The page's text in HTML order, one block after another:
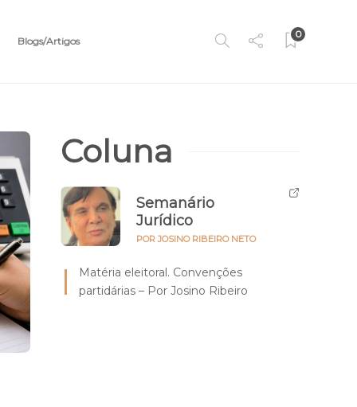
Blogs/Artigos
0
Coluna
Semanário
Jurídico
POR JOSINO RIBEIRO NETO
Matéria eleitoral. Convenções
partidárias – Por Josino Ribeiro